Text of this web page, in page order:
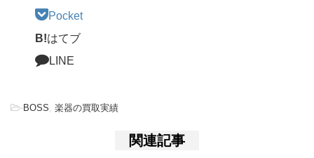
Pocket
B!はてブ
LINE
-BOSS 楽器の買取実績
関連記事